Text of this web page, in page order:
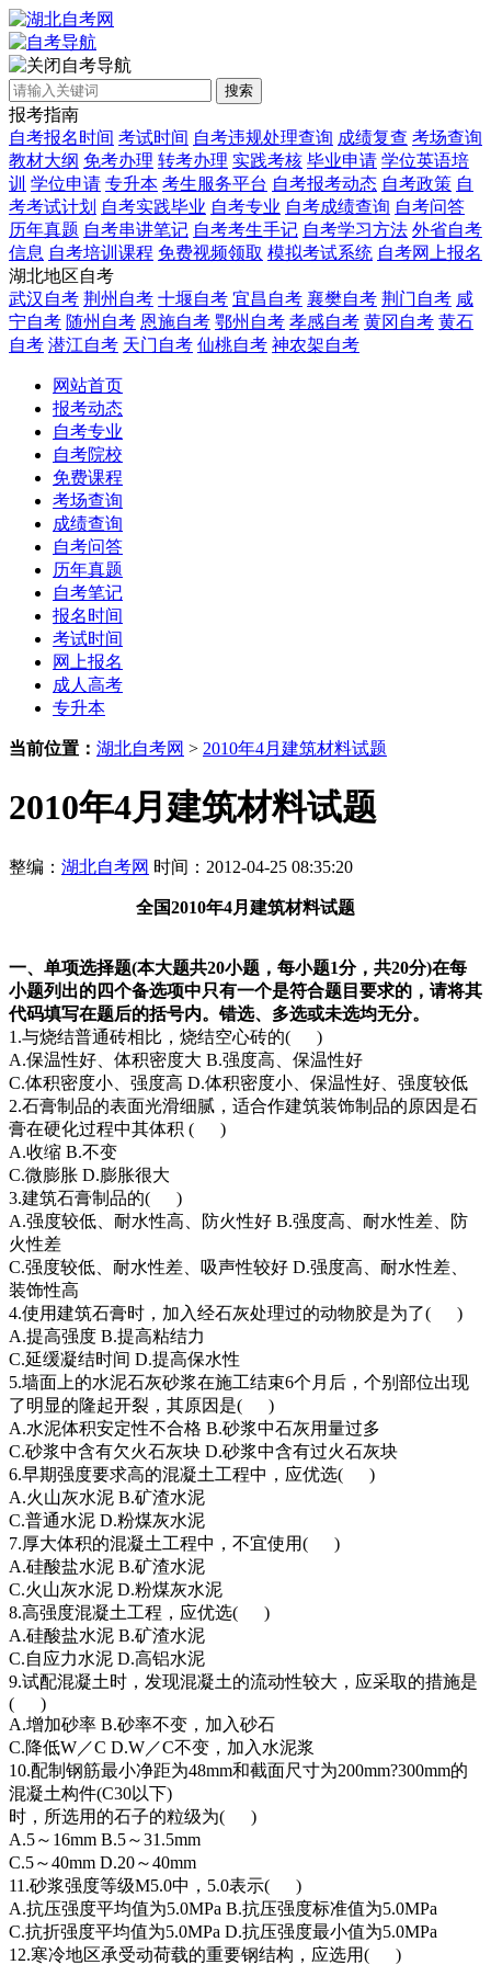
自考导航
搜索
报考指南
自考报名时间 考试时间 自考违规处理查询 成绩复查 考场查询
教材大纲 免考办理 转考办理 实践考核 毕业申请 学位英语培
训 学位申请 专升本 考生服务平台 自考报考动态 自考政策 自
考考试计划 自考实践毕业 自考专业 自考成绩查询 自考问答
历年真题 自考串讲笔记 自考考生手记 自考学习方法 外省自考
信息 自考培训课程 免费视频领取 模拟考试系统 自考网上报名
湖北地区自考
武汉自考 荆州自考 十堰自考 宜昌自考 襄樊自考 荆门自考 咸
宁自考 随州自考 恩施自考 鄂州自考 孝感自考 黄冈自考 黄石
自考 潜江自考 天门自考 仙桃自考 神农架自考
网站首页
报考动态
自考专业
自考院校
免费课程
考场查询
成绩查询
自考问答
历年真题
自考笔记
报名时间
考试时间
网上报名
成人高考
专升本
当前位置： 湖北自考网 > 2010年4月建筑材料试题
2010年4月建筑材料试题
整编： 湖北自考网 时间：2012-04-25 08:35:20
全国2010年4月建筑材料试题
一、单项选择题(本大题共20小题， 每小题1分，共20分)在每
小题列出的四个备选项中只有一个是符合题目要求的，请将其
代码填写在题后的括号内。错选、多选或未选均无分。
1.与烧结普通砖相比，烧结空心砖的( )
A.保温性好、体积密度大 B.强度高、保温性好
C.体积密度小、强度高 D.体积密度小、保温性好、强度较低
2.石膏制品的表面光滑细腻，适合作建筑装饰制品的原因是石
膏在硬化过程中其体积 ( )
A.收缩 B.不变
C.微膨胀 D.膨胀很大
3.建筑石膏制品的( )
A.强度较低、耐水性高、防火性好 B.强度高、耐水性差、防
火性差
C.强度较低、耐水性差、吸声性较好 D.强度高、耐水性差、
装饰性高
4.使用建筑石膏时，加入经石灰处理过的动物胶是为了( )
A.提高强度 B.提高粘结力
C.延缓凝结时间 D.提高保水性
5.墙面上的水泥石灰砂浆在施工结束6个月后，个别部位出现
了明显的隆起开裂，其原因是( )
A.水泥体积安定性不合格 B.砂浆中石灰用量过多
C.砂浆中含有欠火石灰块 D.砂浆中含有过火石灰块
6.早期强度要求高的混凝土工程中，应优选( )
A.火山灰水泥 B.矿渣水泥
C.普通水泥 D.粉煤灰水泥
7.厚大体积的混凝土工程中，不宜使用( )
A.硅酸盐水泥 B.矿渣水泥
C.火山灰水泥 D.粉煤灰水泥
8.高强度混凝土工程，应优选( )
A.硅酸盐水泥 B.矿渣水泥
C.自应力水泥 D.高铝水泥
9.试配混凝土时，发现混凝土的流动性较大，应采取的措施是
( )
A.增加砂率 B.砂率不变，加入砂石
C.降低W／C D.W／C不变，加入水泥浆
10.配制钢筋最小净距为48mm和截面尺寸为200mm?300mm的
混凝土构件(C30以下)
时，所选用的石子的粒级为( )
A.5～16mm B.5～31.5mm
C.5～40mm D.20～40mm
11.砂浆强度等级M5.0中，5.0表示( )
A.抗压强度平均值为5.0MPa B.抗压强度标准值为5.0MPa
C.抗折强度平均值为5.0MPa D.抗压强度最小值为5.0MPa
12.寒冷地区承受动荷载的重要钢结构，应选用( )